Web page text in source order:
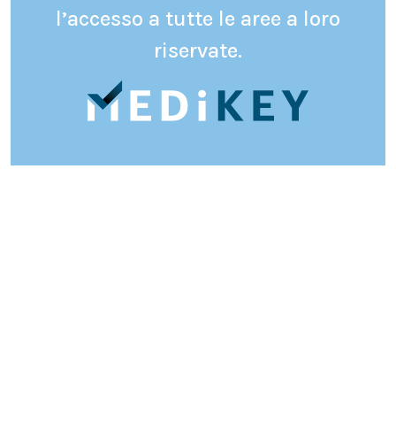
l’accesso a tutte le aree a loro
riservate.